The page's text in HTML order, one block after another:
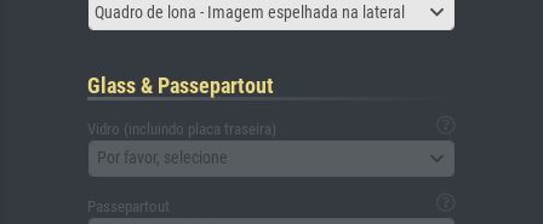
Quadro de lona - Imagem espelhada na lateral
Glass & Passepartout
Vidro (incluindo placa traseira)
Por favor, selecione
Passepartout